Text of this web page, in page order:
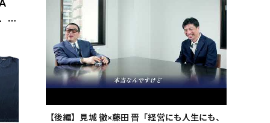
収
た、海最
【後編】見城 徹×藤田 晋「経営にも人生にも、